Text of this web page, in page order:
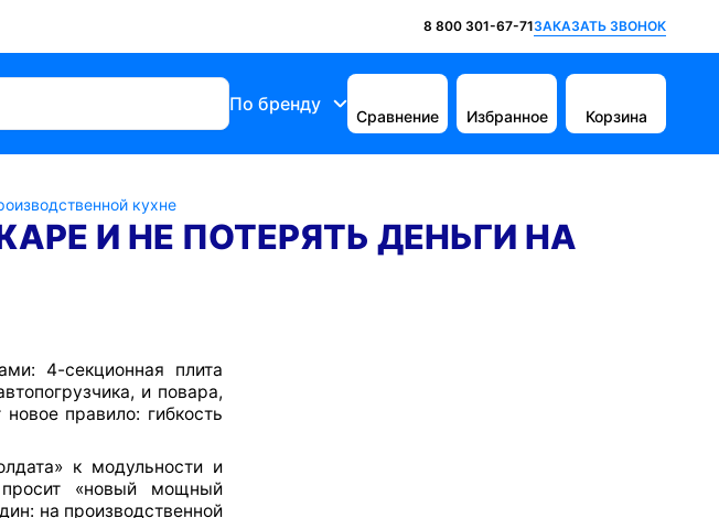
8 800 301-67-71ЗАКАЗАТЬ ЗВОНОК
По бренду
Сравнение Избранное Корзина
кухне
И НЕ ПОТЕРЯТЬ ДЕНЬГИ НА
4-секционная плита
и повара,
правило: гибкость
к модульности и
просит «новый мощный
на производственной